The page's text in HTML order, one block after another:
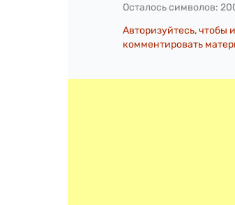
Осталось символов:
Авторизуйтесь, чтобы
комментировать